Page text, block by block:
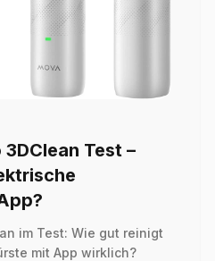
Test –
im Test: Wie gut reinigt
mit App wirklich?